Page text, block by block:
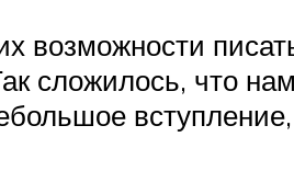
возможности
сложилось, что